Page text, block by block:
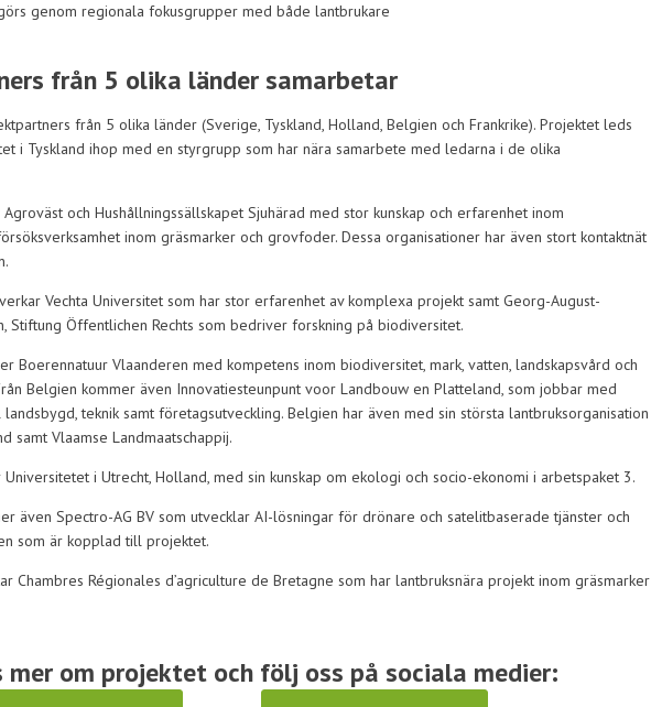
genom regionala fokusgrupper med både lantbrukare
från 5 olika länder samarbetar
från 5 olika länder (Sverige, Tyskland, Holland, Belgien och Frankrike). Projektet leds
i Tyskland ihop med en styrgrupp som har nära samarbete med ledarna i de olika
och Hushållningssällskapet Sjuhärad med stor kunskap och erfarenhet inom
inom gräsmarker och grovfoder. Dessa organisationer har även stort kontaktnät
Vechta Universitet som har stor erfarenhet av komplexa projekt samt Georg-August-
Stiftung Öffentlichen Rechts som bedriver forskning på biodiversitet.
Boerennatuur Vlaanderen med kompetens inom biodiversitet, mark, vatten, landskapsvård och
Belgien kommer även Innovatiesteunpunt voor Landbouw en Platteland, som jobbar med
teknik samt företagsutveckling. Belgien har även med sin största lantbruksorganisation
samt Vlaamse Landmaatschappij.
i Utrecht, Holland, med sin kunskap om ekologi och socio-ekonomi i arbetspaket 3.
även Spectro-AG BV som utvecklar AI-lösningar för drönare och satelitbaserade tjänster och
som är kopplad till projektet.
Chambres Régionales d’agriculture de Bretagne som har lantbruksnära projekt inom gräsmarker
mer om projektet och följ oss på sociala medier: